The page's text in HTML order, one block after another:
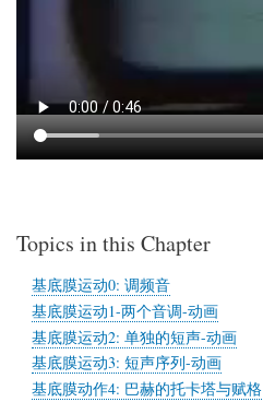
Topics in this Chapter
基底膜运动0: 调频音
基底膜运动1-两个音调-动画
基底膜运动2: 单独的短声-动画
基底膜运动3: 短声序列-动画
基底膜动作4: 巴赫的托卡塔与赋格